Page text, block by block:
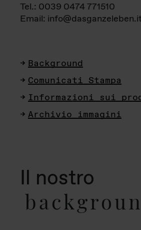
Tel.: 0039 0474 771510
Email:
Background
Comunicati Stampa
Informazioni sui
Archivio immagini
Il nostro